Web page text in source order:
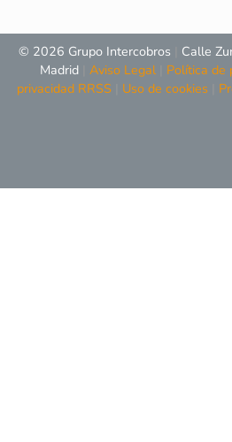
© 2026 Grupo Intercobros
Calle
Madrid Aviso Legal Política de
privacidad RRSS
Uso de cookies